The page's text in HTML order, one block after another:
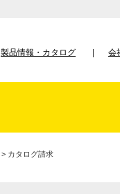
製品情報・カタログ 会
> カタログ請求